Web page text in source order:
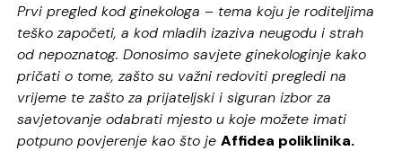
Prvi pregled kod ginekologa – tema koju je roditeljima
teško započeti, a kod mladih izaziva neugodu i strah
od nepoznatog. Donosimo savjete ginekologinje kako
pričati o tome, zašto su važni redoviti pregledi na
vrijeme te zašto za prijateljski i siguran izbor za
savjetovanje odabrati mjesto u koje možete imati
potpuno povjerenje kao što jeAffidea poliklinika.